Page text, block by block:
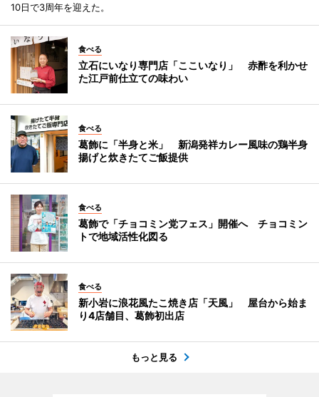
10日で3周年を迎えた。
食べる
立石にいなり専門店「ここいなり」 赤酢を利かせ
た江戸前仕立ての味わい
食べる
葛飾に「半身と米」 新潟発祥カレー風味の鶏半身
揚げと炊きたてご飯提供
食べる
葛飾で「チョコミン党フェス」開催へ チョコミン
トで地域活性化図る
食べる
新小岩に浪花風たこ焼き店「天風」 屋台から始ま
り4店舗目、葛飾初出店
もっと見る